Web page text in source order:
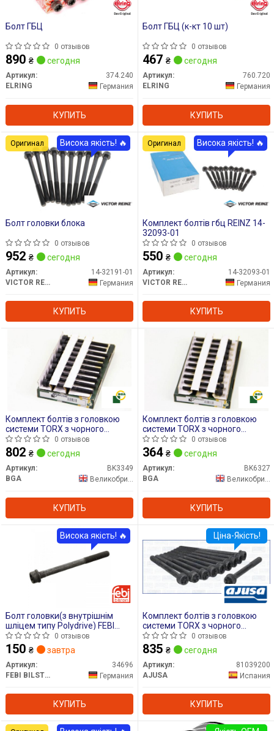
Болт ГБЦ
0 отзывов
890 ₴ сегодня
Артикул:
374.240
ELRING
Германия
КУПИТЬ
Болт ГБЦ (к-кт 10 шт)
0 отзывов
467 ₴ сегодня
Артикул:
760.720
ELRING
Германия
КУПИТЬ
Болт головки блока
0 отзывов
952 ₴ сегодня
Артикул:
14-32191-01
VICTOR REINZ
Германия
КУПИТЬ
Висока якість! 🔥
Оригинал
Комплект болтів гбц REINZ 14-
32093-01
0 отзывов
550 ₴ сегодня
Артикул:
14-32093-01
VICTOR REINZ
Германия
КУПИТЬ
Висока якість! 🔥
Оригинал
Комплект болтів з головкою
системи TORX з чорного
металу
0 отзывов
802 ₴ сегодня
Артикул:
BK3349
BGA
Великобритания
КУПИТЬ
Комплект болтів з головкою
системи TORX з чорного
металу
0 отзывов
364 ₴ сегодня
Артикул:
BK6327
BGA
Великобритания
КУПИТЬ
Болт головки(з внутрішнім
шліцем типу Polydrive) FEBI
BILSTEIN 346960 отзывов
150 ₴ завтра
Артикул:
34696
FEBI BILSTEIN
Германия
КУПИТЬ
Висока якість! 🔥
Комплект болтів з головкою
системи TORX з чорного
металу
0 отзывов
835 ₴ сегодня
Артикул:
81039200
AJUSA
Испания
КУПИТЬ
Ціна-Якість!